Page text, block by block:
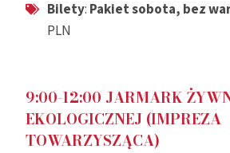
Bilety: Pakiet sobota, bez
PLN
9:00-12:00 JARMARK
EKOLOGICZNEJ (IMPREZA
TOWARZYSZĄCA)